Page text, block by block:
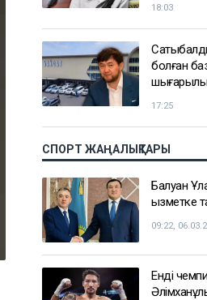
18:03
болған
17:25
СПОРТ ЖАҢАЛЫҚТАРЫ
Балуан
қызметке
09:22,
Енді